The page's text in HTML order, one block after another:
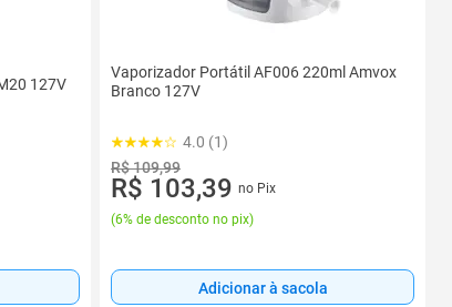
127V
Vaporizador Portátil AF006 220ml Amvox
Branco 127V
4.0 (1)
R$ 109,99
R$ 103,39 no Pix
(6% de desconto no pix)
Adicionar à sacola